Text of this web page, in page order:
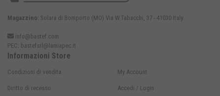
Magazzino: Solara di Bomporto (MO) Via W.Tabacchi, 37 - 41030 Italy
info@bastef.com
PEC: bastefsrl@lamiapec.it
Informazioni Store
Condizioni di vendita
Diritto di recesso
My Account
Accedi / Login